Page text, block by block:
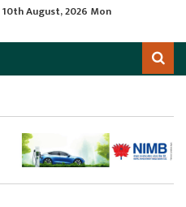
10th August, 2026 Mon